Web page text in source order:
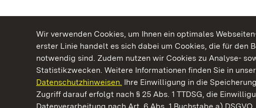
Wir verwenden Cookies, um Ihnen ein optimales
erster Linie handelt es sich dabei um Cookies, die für den
notwendig sind. Zudem nutzen wir Cookies zu Analyse-
Statistikzwecken. Weitere Informationen finden Sie in
Datenschutzhinweisen. Ihre Einwilligung in die
Zugriff darauf erfolgt nach § 25 Abs. 1 TTDSG, die
Kommen. Staunen. Genießen.